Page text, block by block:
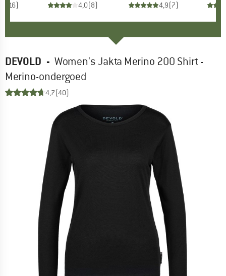
16)
4,0(8) 4,9(7)
DEVOLD - Women's Jakta Merino 200 Shirt -
Merino-ondergoed
4,7(40)